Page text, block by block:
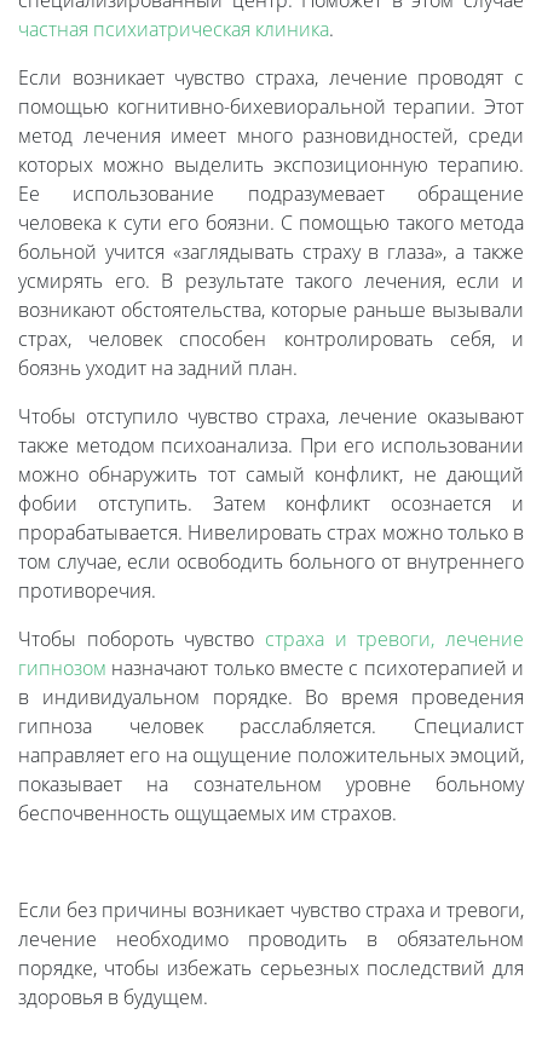
частная психиатрическая клиника.
Если возникает чувство страха, лечение проводят с
помощью когнитивно-бихевиоральной терапии. Этот
метод лечения имеет много разновидностей, среди
которых можно выделить экспозиционную терапию.
Ее использование подразумевает обращение
человека к сути его боязни. С помощью такого метода
больной учится «заглядывать страху в глаза», а также
усмирять его. В результате такого лечения, если и
возникают обстоятельства, которые раньше вызывали
страх, человек способен контролировать себя, и
боязнь уходит на задний план.
Чтобы отступило чувство страха, лечение оказывают
также методом психоанализа. При его использовании
можно обнаружить тот самый конфликт, не дающий
фобии отступить. Затем конфликт осознается и
прорабатывается. Нивелировать страх можно только в
том случае, если освободить больного от внутреннего
противоречия.
Чтобы побороть чувство страха и тревоги, лечение
гипнозом назначают только вместе с психотерапией и
в индивидуальном порядке. Во время проведения
гипноза человек расслабляется. Специалист
направляет его на ощущение положительных эмоций,
показывает на сознательном уровне больному
беспочвенность ощущаемых им страхов.
Если без причины возникает чувство страха и тревоги,
лечение необходимо проводить в обязательном
порядке, чтобы избежать серьезных последствий для
здоровья в будущем.